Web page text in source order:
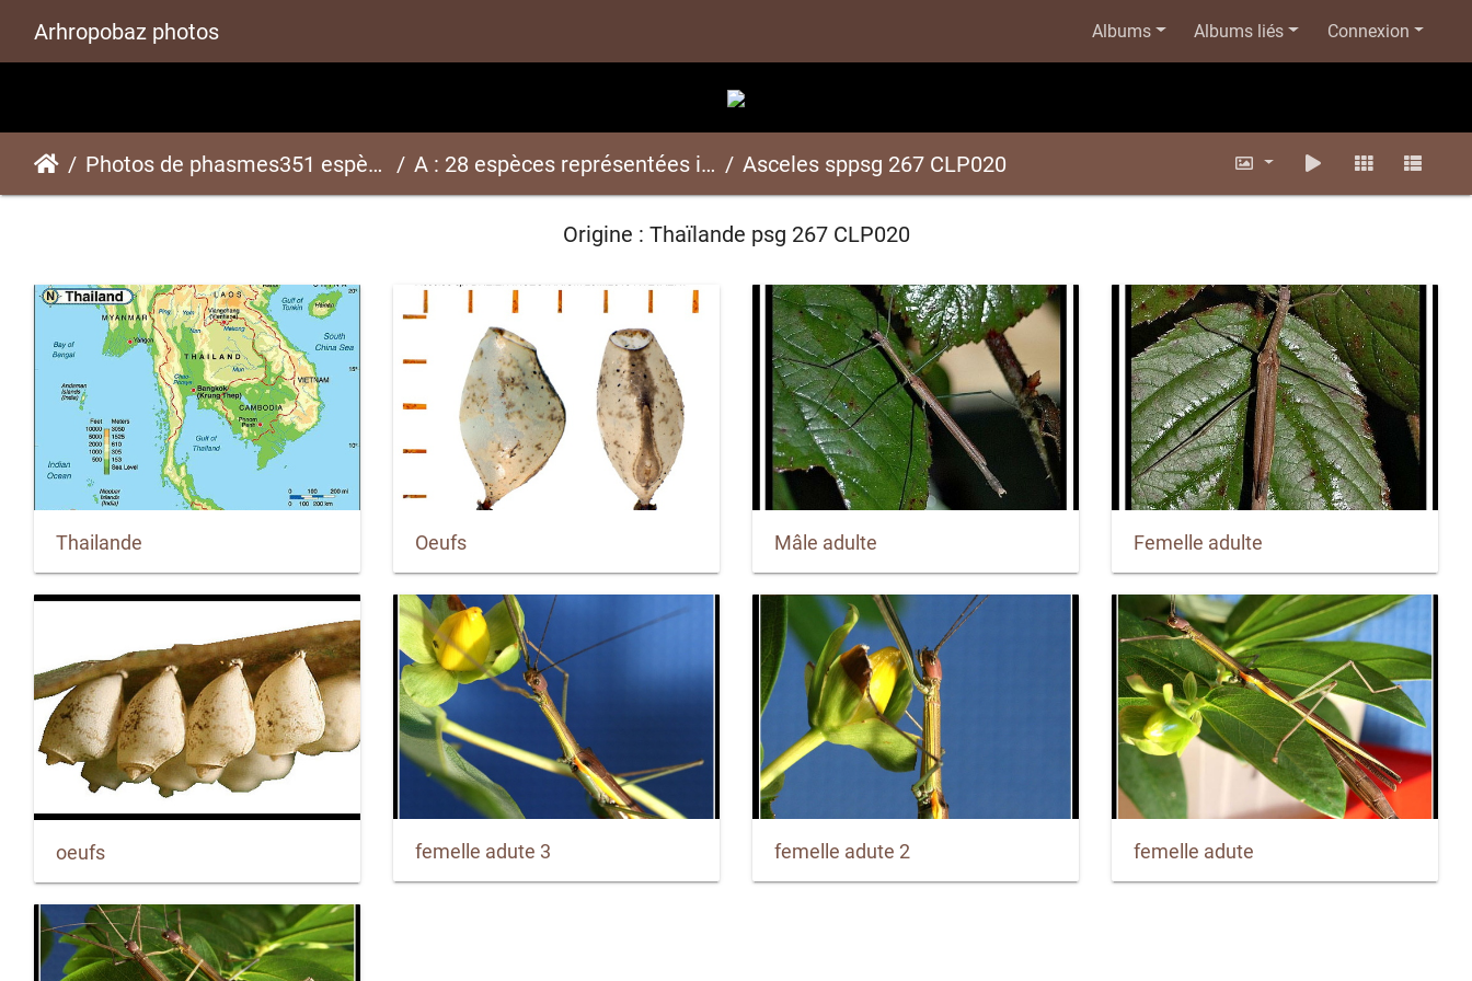
Arhropobaz photos Albums Albums liés Connexion
Photos de phasmes351 espèces A : 28 espèces représentées ici Asceles sppsg 267 CLP020
Origine : Thaïlande psg 267 CLP020
Thailande Oeufs Mâle adulte Femelle adulte
oeufs femelle adute 3 femelle adute 2 femelle adute